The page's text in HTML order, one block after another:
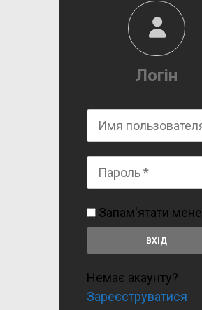
Логін
Запам'ятати мене
Немає акаунту?
Зареєструватися